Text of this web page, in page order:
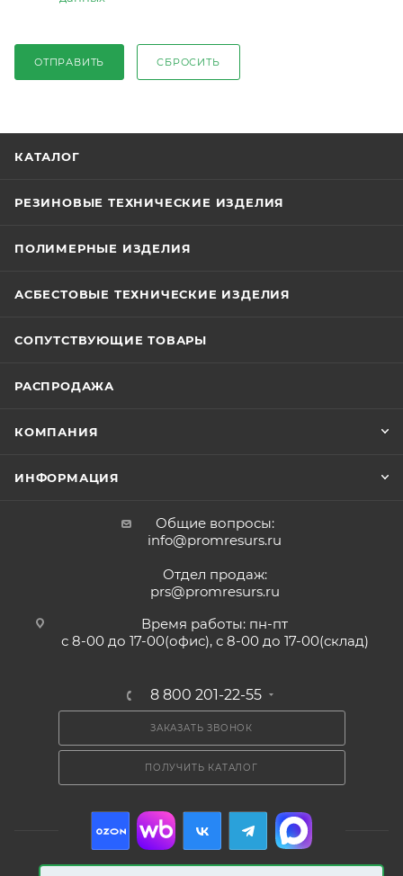
ОТПРАВИТЬ СБРОСИТЬ
КАТАЛОГ
РЕЗИНОВЫЕ ТЕХНИЧЕСКИЕ ИЗДЕЛИЯ
ПОЛИМЕРНЫЕ ИЗДЕЛИЯ
АСБЕСТОВЫЕ ТЕХНИЧЕСКИЕ ИЗДЕЛИЯ
СОПУТСТВУЮЩИЕ ТОВАРЫ
РАСПРОДАЖА
КОМПАНИЯ
ИНФОРМАЦИЯ
Общие вопросы:
info@promresurs.ru
Отдел продаж:
prs@promresurs.ru
Время работы: пн-пт
с 8-00 до 17-00(офис), с 8-00 до 17-00(склад)
8 800 201-22-55
ЗАКАЗАТЬ ЗВОНОК
ПОЛУЧИТЬ КАТАЛОГ